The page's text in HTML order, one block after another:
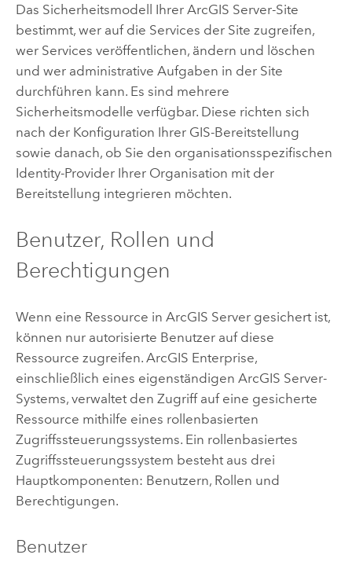
Das Sicherheitsmodell Ihrer ArcGIS Server-Site
bestimmt, wer auf die Services der Site zugreifen,
wer Services veröffentlichen, ändern und löschen
und wer administrative Aufgaben in der Site
durchführen kann. Es sind mehrere
Sicherheitsmodelle verfügbar. Diese richten sich
nach der Konfiguration Ihrer GIS-Bereitstellung
sowie danach, ob Sie den organisationsspezifischen
Identity-Provider Ihrer Organisation mit der
Bereitstellung integrieren möchten.
Benutzer, Rollen und
Berechtigungen
Wenn eine Ressource in ArcGIS Servergesichert ist,
können nur autorisierte Benutzer auf diese
Ressource zugreifen. ArcGIS Enterprise,
einschließlich eines eigenständigen ArcGIS Server-
Systems, verwaltet den Zugriff auf eine gesicherte
Ressource mithilfe eines rollenbasierten
Zugriffssteuerungssystems. Ein rollenbasiertes
Zugriffssteuerungssystem besteht aus drei
Hauptkomponenten: Benutzern, Rollen und
Berechtigungen.
Benutzer